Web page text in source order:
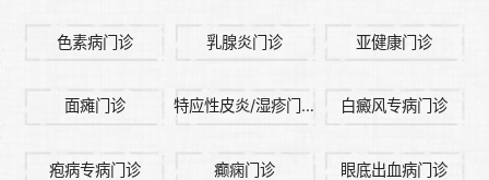
色素病门诊 乳腺炎门诊 亚健康门诊
面瘫门诊 特应性皮炎/湿疹门诊 白癜风专病门诊
疱病专病门诊 癫痫门诊 眼底出血病门诊